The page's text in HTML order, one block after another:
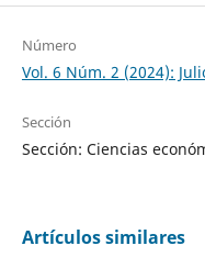
Número
Vol. 6 Núm. 2 (2024):
Sección
Sección: Ciencias
Artículos similares